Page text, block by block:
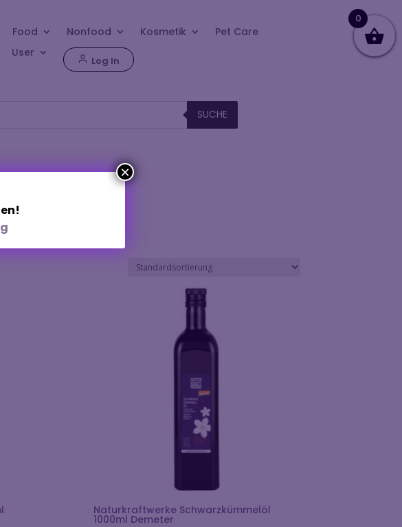
Food Nonfood Kosmetik
Pet Care
User
Log In
SUCHE
Naturkraftwerke Schwarzkümmelöl
1000ml Demeter
×
0